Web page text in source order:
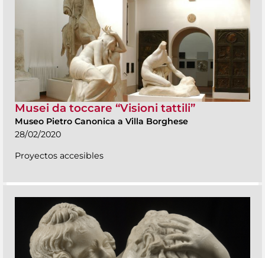
Musei da toccare “Visioni tattili”
Museo Pietro Canonica a Villa Borghese
28/02/2020
Proyectos accesibles